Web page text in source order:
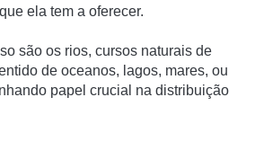
ela tem a oferecer.
são os rios, cursos naturais de
de oceanos, lagos, mares, ou
papel crucial na distribuição